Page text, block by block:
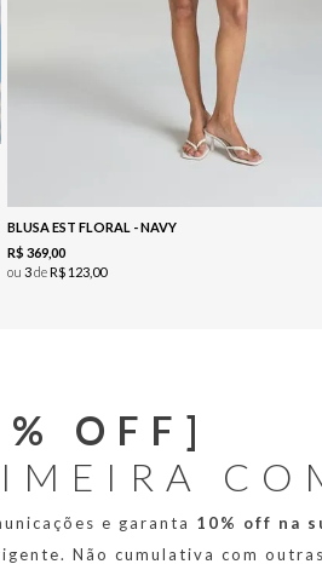
BLUSA EST FLORAL - NAVY
R$ 369,00
ou3deR$ 123 00
OFF]
e garanta 10% off na
Não cumulativa com